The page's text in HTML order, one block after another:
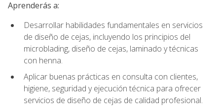
Aprenderás a:
Desarrollar habilidades fundamentales en servicios
de diseño de cejas, incluyendo los principios del
microblading, diseño de cejas, laminado y técnicas
con henna.
Aplicar buenas prácticas en consulta con clientes,
higiene, seguridad y ejecución técnica para ofrecer
servicios de diseño de cejas de calidad profesional.